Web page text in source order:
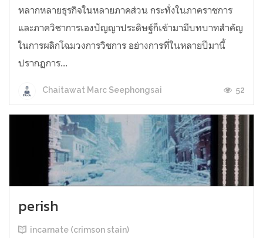
หลากหลายธุรกิจในหลายภาคส่วน กระทั่งในภาคราชการ
และภาควิชาการเองปัญญาประดิษฐ์ก็เข้ามามีบทบาทสำคัญ
ในการผลิกโฉมวงการวิชการ อย่างการที่ในหลายปีมานี้
ปรากฏการ...
Chaitawat Marc Seephongsai 52
perish
incarnate (crimson stain)